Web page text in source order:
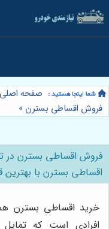
صفحه اصلی
فروش اقساطی بسترن »
فروش اقساطی بسترن در
اقساطی بسترن با
خرید اقساطی بسترن
افرادی است که